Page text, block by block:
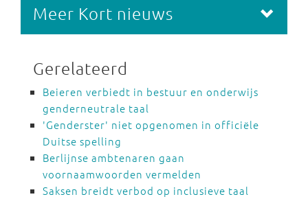
Meer Kort nieuws
Gerelateerd
Beieren verbiedt in bestuur en onderwijs
genderneutrale taal
'Genderster' niet opgenomen in officiële
Duitse spelling
Berlijnse ambtenaren gaan
voornaamwoorden vermelden
Saksen breidt verbod op inclusieve taal